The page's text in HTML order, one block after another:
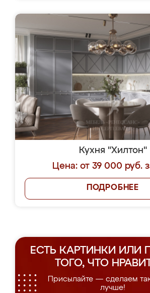
Кухня "Хилтон"
Цена: от 39 000 руб.
ПОДРОБНЕЕ
ЕСТЬ КАРТИНКИ ИЛИ
ТОГО, ЧТО
Присылайте — сделаем
лучше!